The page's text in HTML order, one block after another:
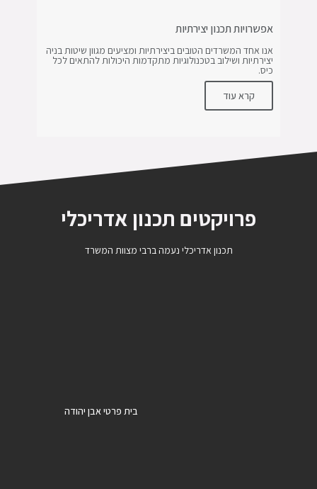
אפשרויות תכנון יצירתיות
אנו אחד המשרדים הטובים ביצירתיות ומציעים מגוון שיטות בניה
יצירתיות ושילוב בטכנולוגיות מתקדמות היכולות להתאים לכל
כיס.
קרא עוד
פרויקטים תכנון אדריכלי
תכנון אדריכלי נעמה ברבי מצוות המשרד
בית פרטי אבן יהודה